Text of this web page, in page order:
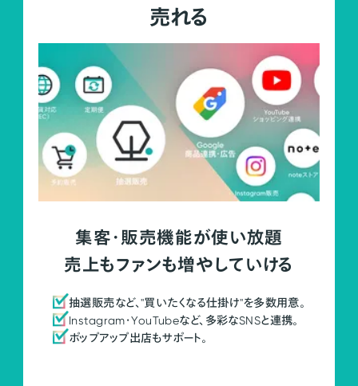
売れる
集客・販売機能が使い放題
売上もファンも増やしていける
抽選販売など、"買いたくなる仕掛け"を多数用意。
Instagram・YouTubeなど、多彩なSNSと連携。
ポップアップ出店もサポート。